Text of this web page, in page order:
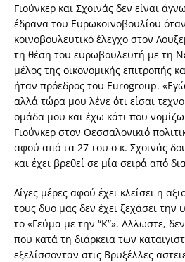
Γιούνκερ και Σχοινάς δεν είναι
έδρανα του Ευρωκοινοβουλίου
κοινοβουλευτικό έλεγχο στον
τη θέση του ευρωβουλευτή με τη
μέλος της οικονομικής επιτροπής
ήταν πρόεδρος του Eurogroup.
αλλά τώρα μου λένε ότι είσαι
ομάδα μου και έχω κάτι που νομίζω
Γιούνκερ στον Θεσσαλονικιό
αφού από τα 27 του ο κ. Σχοινάς
και έχει βρεθεί σε μία σειρά από
Λίγες μέρες αφού έχει κλείσει η
τους δυο μας δεν έχει ξεχάσει την
το «Γεύμα με την “Κ”». Αλλωστε,
που κατά τη διάρκεια των
εξελίσσονταν στις Βρυξέλλες